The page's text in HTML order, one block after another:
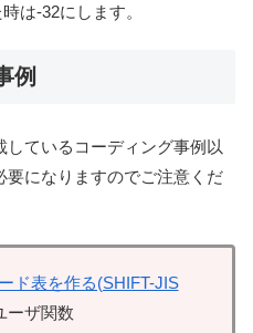
は-32にします。
例
ているコーディング事例以
になりますのでご注意くだ
ド表を作る(SHIFT-JIS
ーザ関数